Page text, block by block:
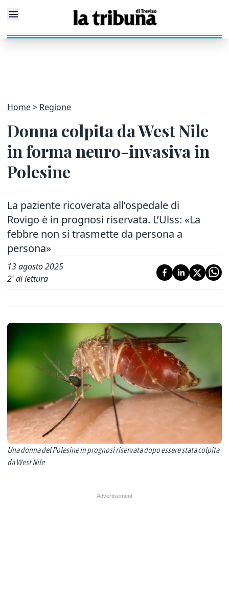
Home Regione
Donna colpita da West Nile
in forma neuro-invasiva in
Polesine
La paziente ricoverata all’ospedale di
Rovigo è in prognosi riservata. L’Ulss: «La
febbre non si trasmette da persona a
persona»
13 agosto 2025
2' di lettura
Una donna del Polesine in prognosi riservata dopo essere stata colpita
da West Nile